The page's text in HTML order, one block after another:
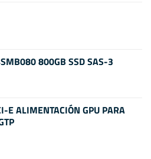
800GB SSD SAS-3
E ALIMENTACIÓN GPU PARA